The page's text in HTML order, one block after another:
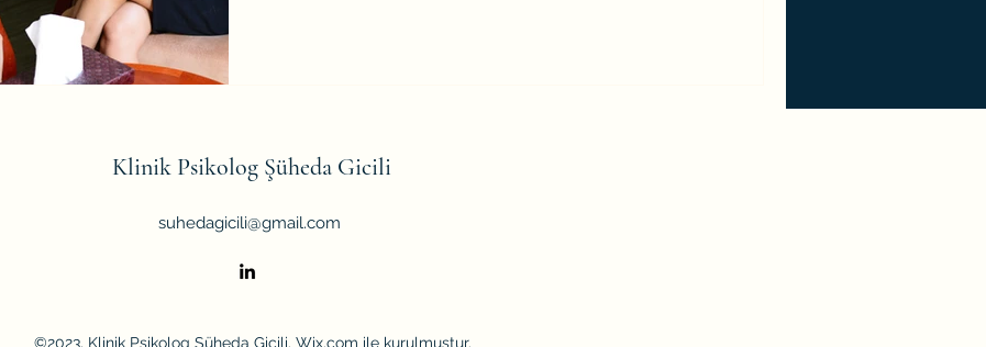
Klinik Psikolog Şüheda Gicili
suhedagicili@gmail.com
©2023, Klinik Psikolog Şüheda Gicili. Wix.com ile kurulmuştur.